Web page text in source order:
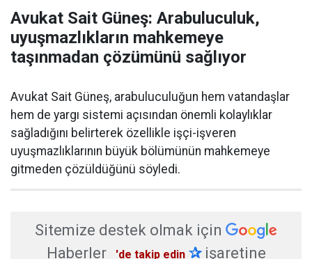
Avukat Sait Güneş: Arabuluculuk,
uyuşmazlıkların mahkemeye
taşınmadan çözümünü sağlıyor
Avukat Sait Güneş, arabuluculuğun hem vatandaşlar
hem de yargı sistemi açısından önemli kolaylıklar
sağladığını belirterek özellikle işçi-işveren
uyuşmazlıklarının büyük bölümünün mahkemeye
gitmeden çözüldüğünü söyledi.
Sitemize destek olmak için
Haberler
'de takip edin ✰işaretine